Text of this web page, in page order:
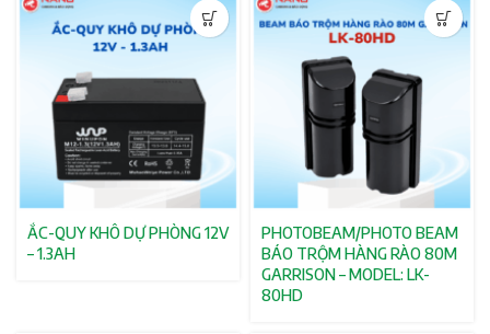
ẮC-QUY KHÔ DỰ PHÒNG 12V
– 1.3AH
PHOTOBEAM/PHOTO BEAM
BÁO TRỘM HÀNG RÀO 80M
GARRISON – MODEL: LK-
80HD